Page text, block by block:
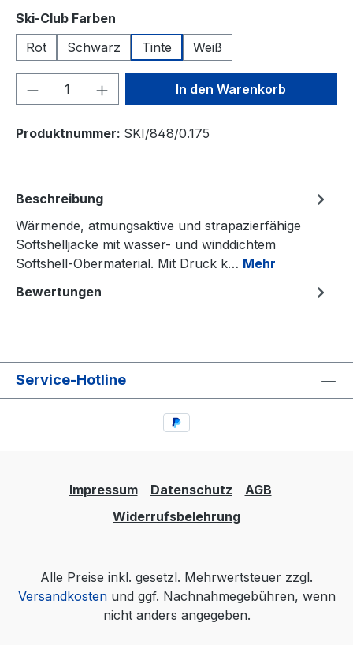
Ski-Club Farben
Rot
Schwarz Tinte Weiß
Produkt Anzahl: Gib denIn den Warenkorb
Produktnummer: SKI/848/0.175
Beschreibung
Wärmende, atmungsaktive und strapazierfähige
Softshelljacke mit wasser- und winddichtem
Softshell-Obermaterial. Mit Druck k… Mehr
Bewertungen
Service-Hotline
Impressum Datenschutz
AGB
Widerrufsbelehrung
Alle Preise inkl. gesetzl. Mehrwertsteuer zzgl.
Versandkostenund ggf. Nachnahmegebühren, wenn
nicht anders angegeben.